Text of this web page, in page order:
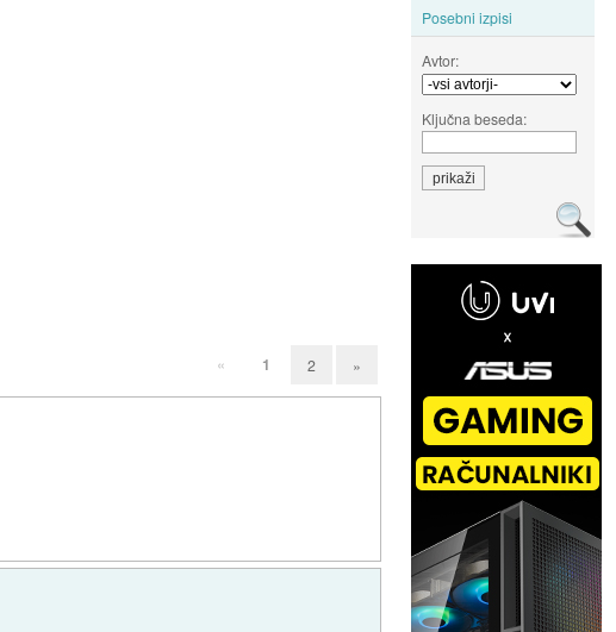
Posebni izpisi
Avtor:
Ključna beseda:
« 1 2 »